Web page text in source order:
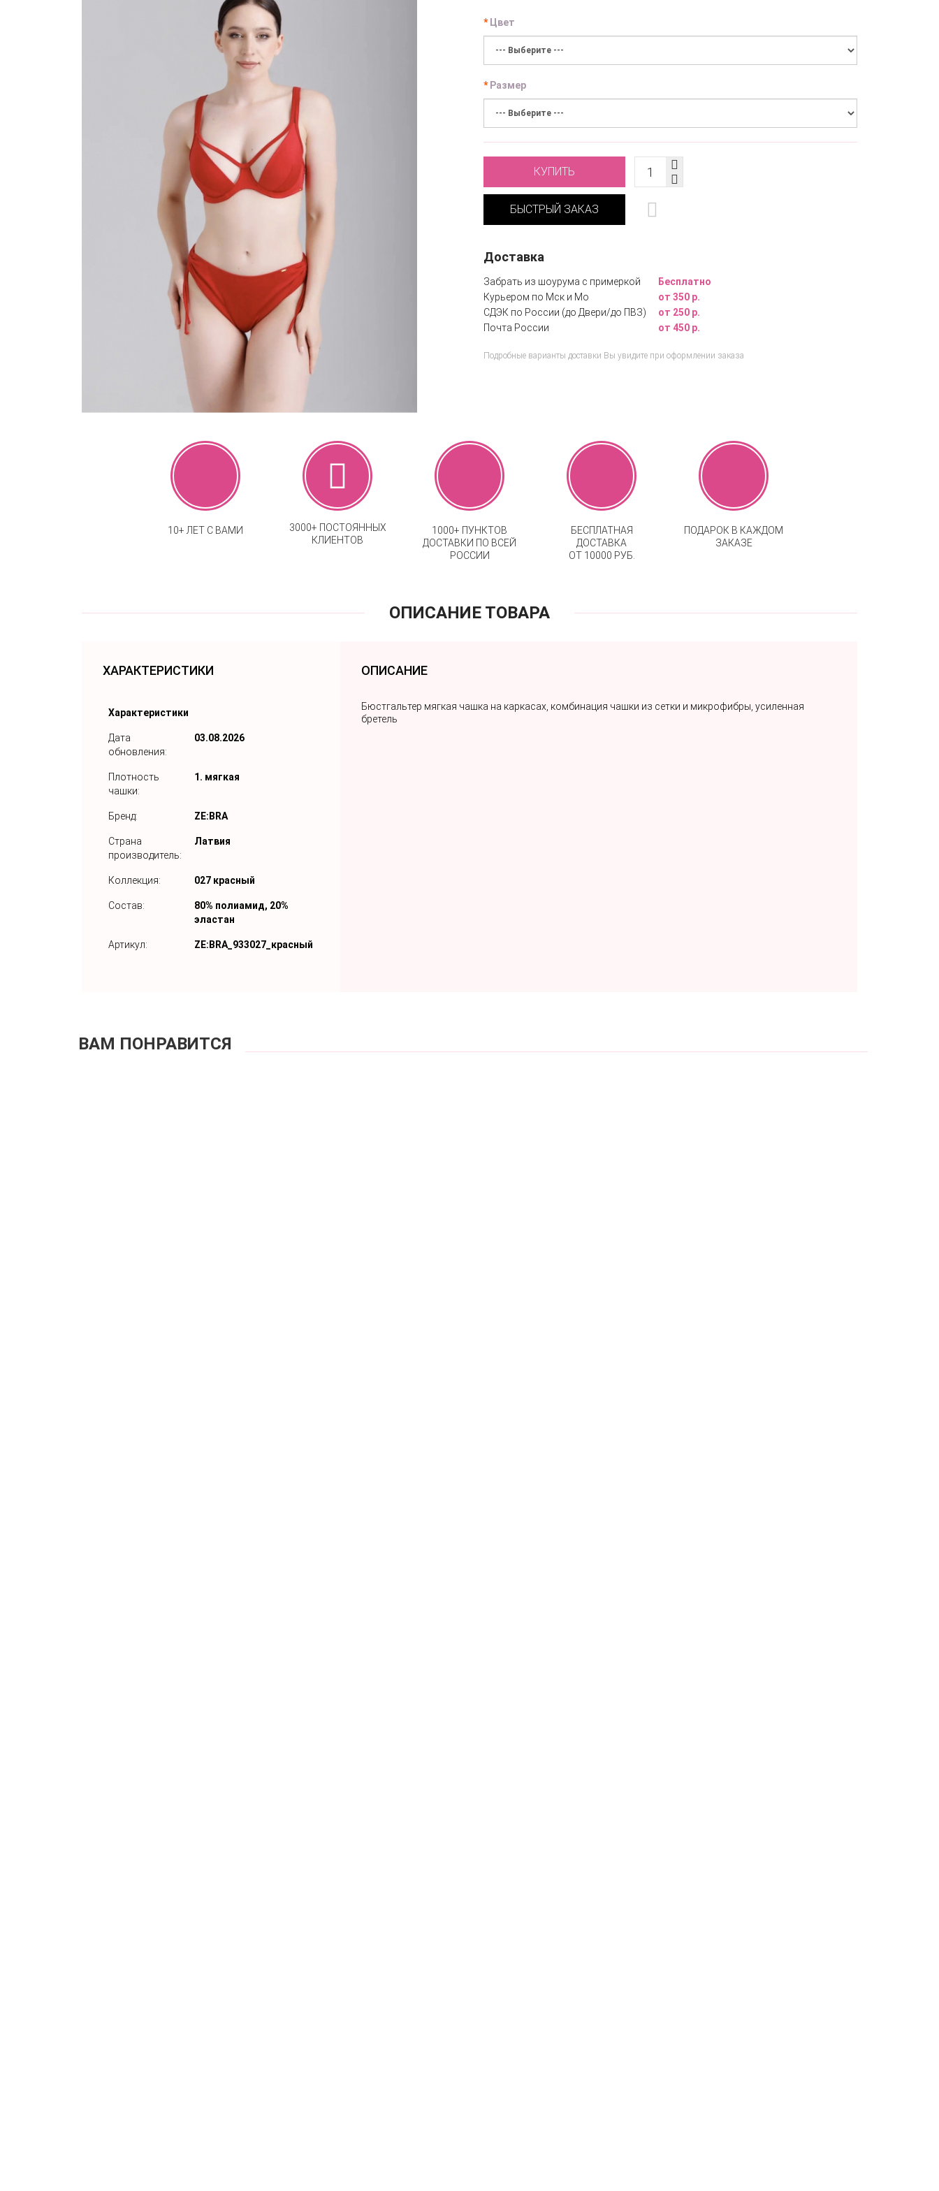
Цвет
Размер
КУПИТЬ
БЫСТРЫЙ ЗАКАЗ
Доставка
Забрать из шоурума с примеркой
Бесплатно
Курьером по Мск и Мо
от 350 р.
СДЭК по России (до Двери/до ПВЗ)
от 250 р.
Почта России
от 450 р.
Подробные варианты доставки Вы увидите при оформлении заказа
10+ ЛЕТ С ВАМИ
3000+ ПОСТОЯННЫХ
КЛИЕНТОВ
1000+ ПУНКТОВ
ДОСТАВКИ ПО ВСЕЙ
РОССИИ
БЕСПЛАТНАЯ
ДОСТАВКА
ОТ 10000 РУБ.
ПОДАРОК В КАЖДОМ
ЗАКАЗЕ
ОПИСАНИЕ ТОВАРА
ХАРАКТЕРИСТИКИ
Характеристики
Дата
обновления:
03.08.2026
Плотность
чашки:
1. мягкая
Бренд: ZE:BRA
Страна
производитель:
Латвия
Коллекция: 027 красный
Состав:
80% полиамид, 20%
эластан
Артикул: ZE:BRA_933027_красный
ОПИСАНИЕ
Бюстгальтер мягкая чашка на каркасах, комбинация чашки из сетки и микрофибры, усиленная
бретель
ВАМ ПОНРАВИТСЯ